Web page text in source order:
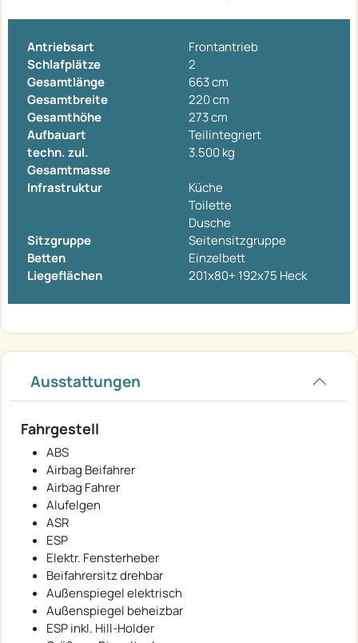
Antriebsart
Frontantrieb
Schlafplätze
2
Gesamtlänge
663 cm
Gesamtbreite
220 cm
Gesamthöhe
273 cm
Aufbauart
Teilintegriert
techn. zul.
Gesamtmasse
3.500 kg
Infrastruktur
Küche
Toilette
Dusche
Sitzgruppe
Seitensitzgruppe
Betten
Einzelbett
Liegeflächen
201x80+ 192x75 Heck
Ausstattungen
Fahrgestell
ABS
Airbag Beifahrer
Airbag Fahrer
Alufelgen
ASR
ESP
Elektr. Fensterheber
Beifahrersitz drehbar
Außenspiegel elektrisch
Außenspiegel beheizbar
ESP inkl. Hill-Holder